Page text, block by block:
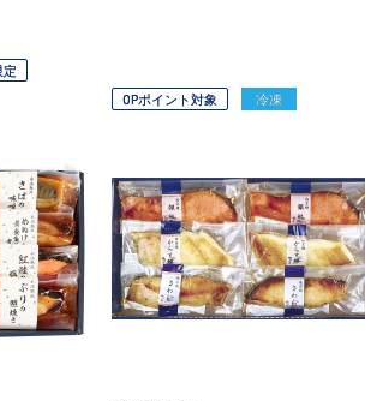
定
OPポイント対象 冷凍